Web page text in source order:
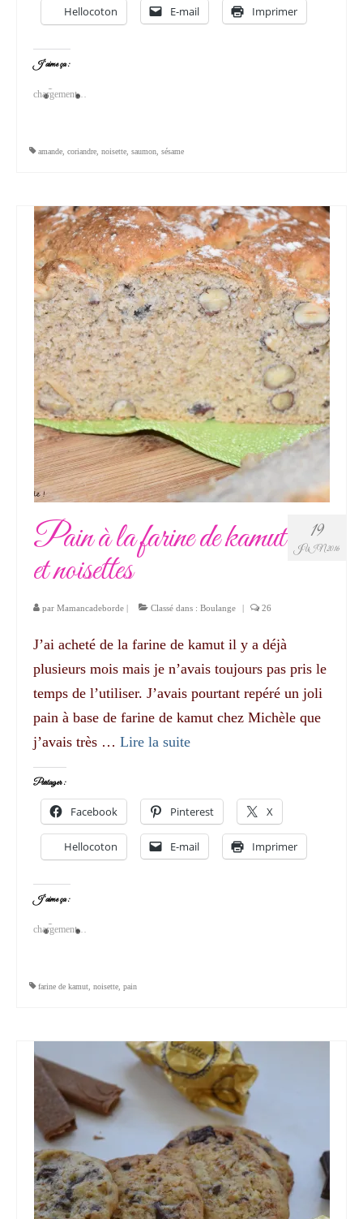
Hellocoton E-mail Imprimer
J’aime ça :
chargement…
amande coriandre noisette saumon sésame
19
JUIN 2016
Pain à la farine de kamut
et noisettes
par Mamancadeborde | Classé dans : Boulange | 26
J’ai acheté de la farine de kamut il y a déjà
plusieurs mois mais je n’avais toujours pas pris le
temps de l’utiliser. J’avais pourtant repéré un joli
pain à base de farine de kamut chez Michèle que
j’avais très … Lire la suite­­
Partager :
Facebook Pinterest X
Hellocoton E-mail Imprimer
J’aime ça :
chargement…
farine de kamut noisette pain